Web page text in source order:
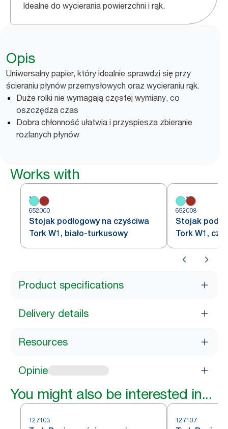
Idealne do wycierania powierzchni i rąk.
Opis
Uniwersalny papier, który idealnie sprawdzi się przy
ścieraniu płynów przemysłowych oraz wycieraniu rąk.
Duże rolki nie wymagają częstej wymiany, co
oszczędza czas
Dobra chłonność ułatwia i przyspiesza zbieranie
rozlanych płynów
Works with
652000
Stojak podłogowy na czyściwa
Tork W1, biało-turkusowy
652008
Stojak
Tork W1,
Product specifications
Delivery details
Resources
Opinie
You might also be interested in...
127103 127107